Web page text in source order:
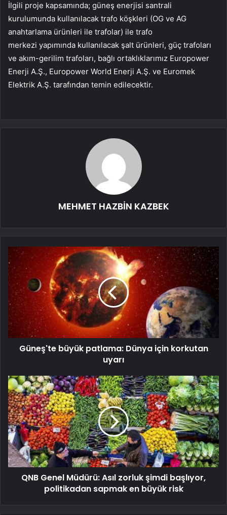
İlgili proje kapsamında; güneş enerjisi santrali
kurulumunda kullanılacak trafo köşkleri (OG ve AG
anahtarlama ürünleri ile trafolar) ile trafo
merkezi yapımında kullanılacak şalt ürünleri, güç trafoları
ve akım-gerilim trafoları, bağlı ortaklıklarımız Europower
Enerji A.Ş., Europower World Enerji A.Ş. ve Euromek
Elektrik A.Ş. tarafından temin edilecektir.
MEHMET HAZBİN KAZBEK
Güneş'te büyük patlama: Dünya için korkutan
uyarı
QNB Genel Müdürü: Asıl zorluk şimdi başlıyor,
politikadan sapmak en büyük risk